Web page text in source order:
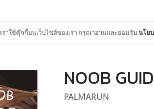
เราใช้คุ๊กกี้บนเว็บไซต์ของเรา กรุณาอ่านและยอมรับนโย
NOOB
PALMARUN